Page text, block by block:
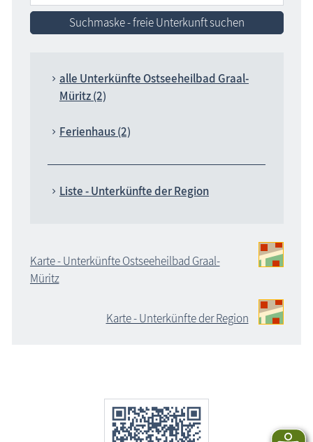
Suchmaske - freie Unterkunft suchen
alle Unterkünfte Ostseeheilbad Graal-
Müritz (2)
Ferienhaus (2)
Liste - Unterkünfte der Region
Karte - Unterkünfte Ostseeheilbad Graal-
Müritz
Karte - Unterkünfte der Region